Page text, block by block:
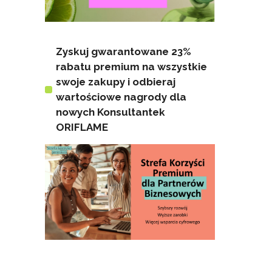
Zyskuj gwarantowane 23%
rabatu premium na wszystkie
swoje zakupy i odbieraj
wartościowe nagrody dla
nowych Konsultantek
ORIFLAME